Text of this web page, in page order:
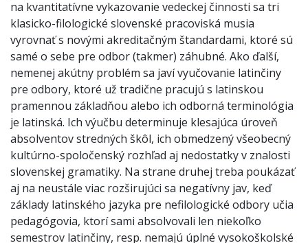
na kvantitatívne vykazovanie vedeckej činnosti sa tri
klasicko-filologické slovenské pracoviská musia
vyrovnať s novými akreditačným štandardami, ktoré sú
samé o sebe pre odbor (takmer) záhubné. Ako ďalší,
nemenej akútny problém sa javí vyučovanie latinčiny
pre odbory, ktoré už tradične pracujú s latinskou
pramennou základňou alebo ich odborná terminológia
je latinská. Ich výučbu determinuje klesajúca úroveň
absolventov stredných škôl, ich obmedzený všeobecný
kultúrno-spoločenský rozhľad aj nedostatky v znalosti
slovenskej gramatiky. Na strane druhej treba poukázať
aj na neustále viac rozširujúci sa negatívny jav, keď
základy latinského jazyka pre nefilologické odbory učia
pedagógovia, ktorí sami absolvovali len niekoľko
semestrov latinčiny, resp. nemajú úplné vysokoškolské